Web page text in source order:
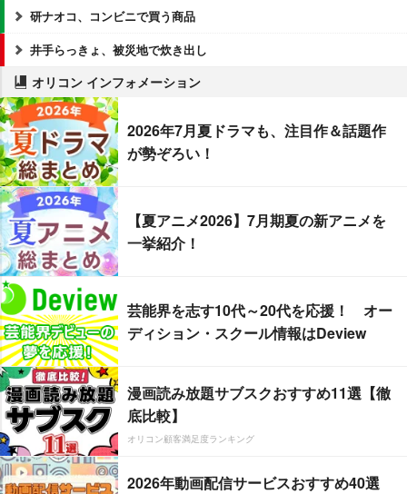
研ナオコ、コンビニで買う商品
井手らっきょ、被災地で炊き出し
オリコン インフォメーション
2026年7月夏ドラマも、注目作＆話題作
が勢ぞろい！
【夏アニメ2026】7月期夏の新アニメを
一挙紹介！
芸能界を志す10代～20代を応援！ オー
ディション・スクール情報はDeview
漫画読み放題サブスクおすすめ11選【徹
底比較】
オリコン顧客満足度ランキング
2026年動画配信サービスおすすめ40選